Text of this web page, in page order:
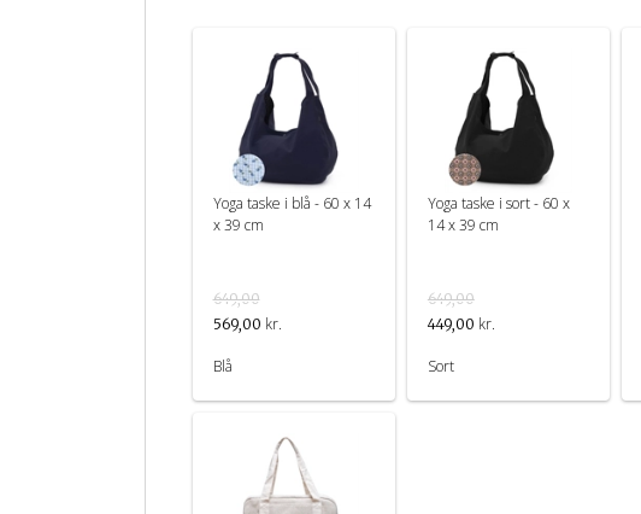
Yoga taske i blå - 60 x 14
x 39 cm
649,00
569,00 kr.
Blå
Yoga taske i sort - 60 x
14 x 39 cm
649,00
449,00 kr.
Sort